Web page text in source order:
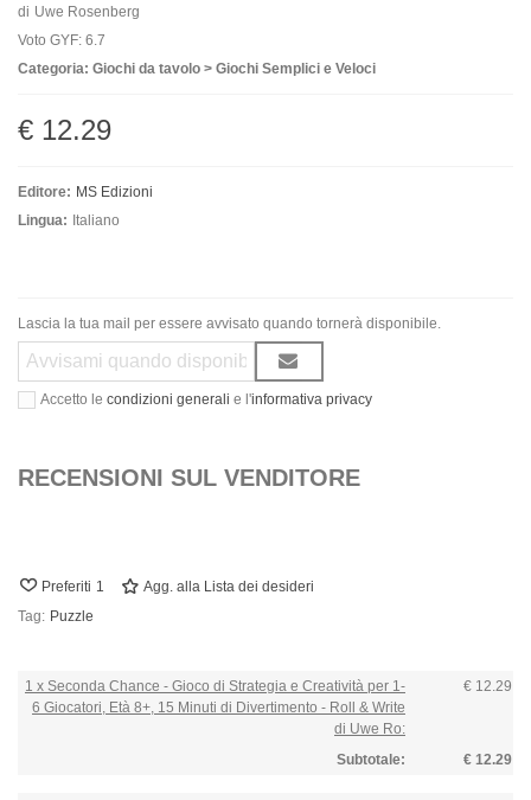
di Uwe Rosenberg
Voto GYF: 6.7
Categoria: Giochi da tavolo > Giochi Semplici e Veloci
€ 12.29
Editore: MS Edizioni
Lingua: Italiano
Lascia la tua mail per essere avvisato quando tornerà disponibile.
Accetto le condizioni generali e l'informativa privacy
RECENSIONI SUL VENDITORE
Preferiti 1
Agg. alla Lista dei desideri
Tag: Puzzle
1 x Seconda Chance - Gioco di Strategia e Creatività per 1-
6 Giocatori, Età 8+, 15 Minuti di Divertimento - Roll & Write
di Uwe Ro:
€ 12.29
Subtotale: € 12.29